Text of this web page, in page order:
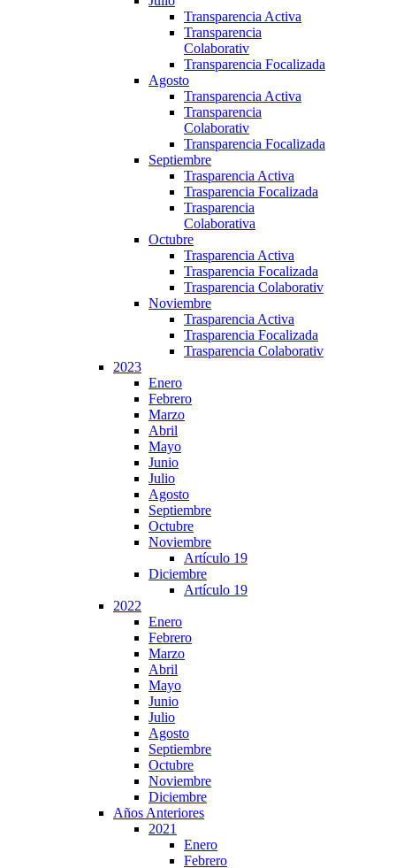
Transparencia Activa
Transparencia
Colaborativ
Transparencia Focalizada
Agosto
Transparencia Activa
Transparencia
Colaborativ
Transparencia Focalizada
Septiembre
Trasparencia Activa
Trasparencia Focalizada
Trasparencia
Colaborativa
Octubre
Trasparencia Activa
Trasparencia Focalizada
Trasparencia Colaborativ
Noviembre
Trasparencia Activa
Trasparencia Focalizada
Trasparencia Colaborativ
2023
Enero
Febrero
Marzo
Abril
Mayo
Junio
Julio
Agosto
Septiembre
Octubre
Noviembre
Artículo 19
Diciembre
Artículo 19
2022
Enero
Febrero
Marzo
Abril
Mayo
Junio
Julio
Agosto
Septiembre
Octubre
Noviembre
Diciembre
Años Anteriores
2021
Enero
Febrero